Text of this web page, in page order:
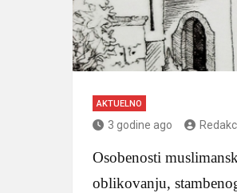
AKTUELNO
3 godine ago
Osobenosti
oblikovanju,